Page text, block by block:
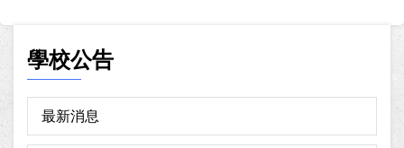
學校公告
最新消息